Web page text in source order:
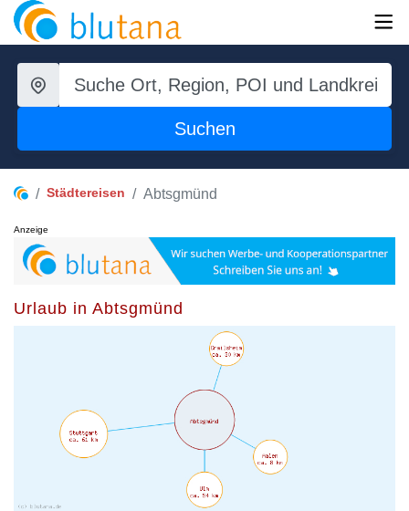
Suchen
Städtereisen Abtsgmünd
Anzeige
Urlaub in Abtsgmünd